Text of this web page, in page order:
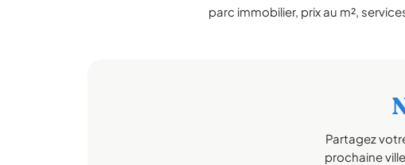
parc immobilier, prix au m²,
Partagez
prochaine